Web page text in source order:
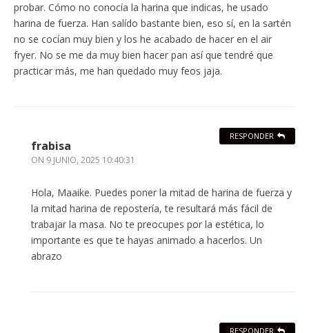
probar. Cómo no conocía la harina que indicas, he usado
harina de fuerza. Han salído bastante bien, eso sí, en la sartén
no se cocían muy bien y los he acabado de hacer en el air
fryer. No se me da muy bien hacer pan así que tendré que
practicar más, me han quedado muy feos jaja.
frabisa
ON 9 JUNIO, 2025 10:40:31
Hola, Maaike. Puedes poner la mitad de harina de fuerza y
la mitad harina de repostería, te resultará más fácil de
trabajar la masa. No te preocupes por la estética, lo
importante es que te hayas animado a hacerlos. Un
abrazo
RESPONDER
RESPONDER